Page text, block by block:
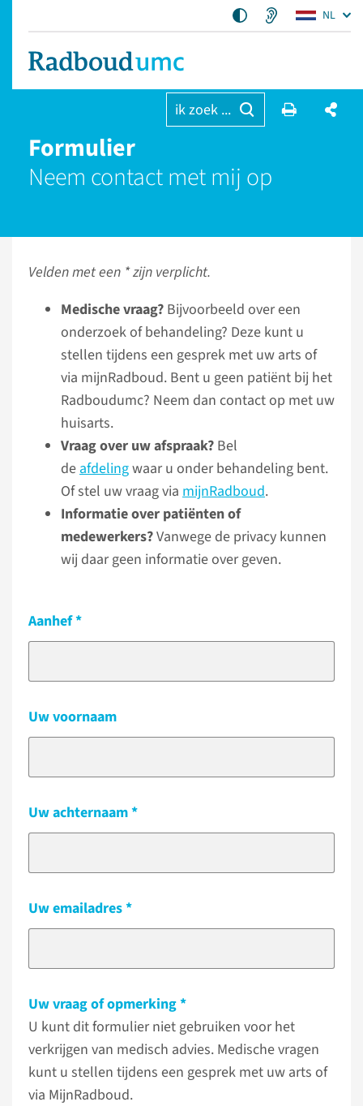
NL
ik zoek ...
Formulier
Neem contact met mij op
Velden met een * zijn verplicht.
Medische vraag? Bijvoorbeeld over een
onderzoek of behandeling? Deze kunt u
stellen tijdens een gesprek met uw arts of
via mijnRadboud. Bent u geen patiënt bij het
Radboudumc? Neem dan contact op met uw
huisarts.
Vraag over uw afspraak? Bel
deafdelingwaar u onder behandeling bent.
Of stel uw vraag via mijnRadboud.
Informatie over patiënten of
medewerkers?Vanwege de privacy kunnen
wij daar geen informatie over geven.
Aanhef
Uw voornaam
Uw achternaam
Uw emailadres
Uw vraag of opmerking
U kunt dit formulier niet gebruiken voor het
verkrijgen van medisch advies. Medische vragen
kunt u stellen tijdens een gesprek met uw arts of
via MijnRadboud.